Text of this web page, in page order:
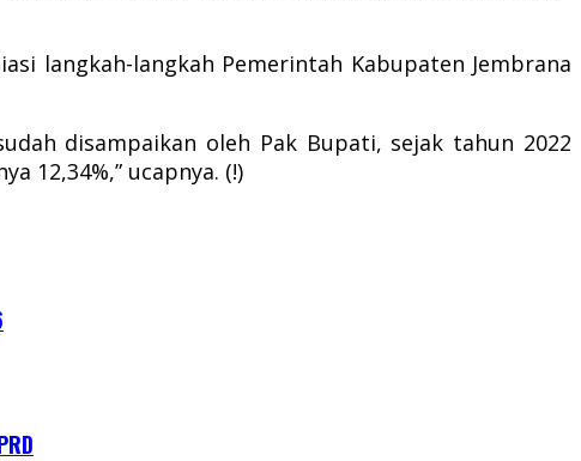
langkah-langkah Pemerintah Kabupaten Jembrana
disampaikan oleh Pak Bupati, sejak tahun 2022
12,34%,” ucapnya. (!)